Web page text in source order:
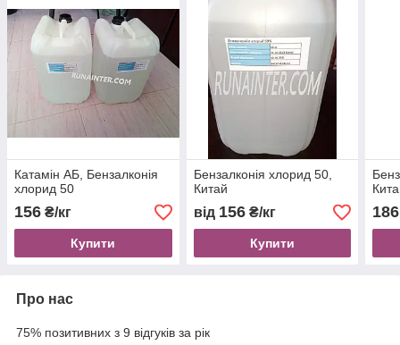
Катамін АБ, Бензалконія
хлорид 50
156 ₴/кг
Купити
Бензалконія хлорид 50,
Китай
від 156₴/кг
Купити
186
Про нас
75% позитивних з 9 відгуків за рік